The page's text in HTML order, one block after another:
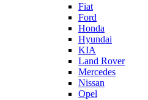
Fiat
Ford
Honda
Hyundai
KIA
Land Rover
Mercedes
Nissan
Opel